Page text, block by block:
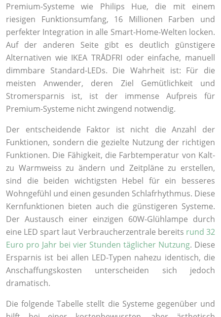
Premium-Systeme wie Philips Hue, die mit einem
riesigen Funktionsumfang, 16 Millionen Farben und
perfekter Integration in alle Smart-Home-Welten locken.
Auf der anderen Seite gibt es deutlich günstigere
Alternativen wie IKEA TRÅDFRI oder einfache, manuell
dimmbare Standard-LEDs. Die Wahrheit ist: Für die
meisten Anwender, deren Ziel Gemütlichkeit und
Stromersparnis ist, ist der immense Aufpreis für
Premium-Systeme nicht zwingend notwendig.
Der entscheidende Faktor ist nicht die Anzahl der
Funktionen, sondern die gezielte Nutzung der richtigen
Funktionen. Die Fähigkeit, die Farbtemperatur von Kalt-
zu Warmweiss zu ändern und Zeitpläne zu erstellen,
sind die beiden wichtigsten Hebel für ein besseres
Wohngefühl und einen gesunden Schlafrhythmus. Diese
Kernfunktionen bieten auch die günstigeren Systeme.
Der Austausch einer einzigen 60W-Glühlampe durch
eine LED spart laut Verbraucherzentrale bereits rund 32
Euro pro Jahr bei vier Stunden täglicher Nutzung. Diese
Ersparnis ist bei allen LED-Typen nahezu identisch, die
Anschaffungskosten unterscheiden sich jedoch
dramatisch.
Die folgende Tabelle stellt die Systeme gegenüber und